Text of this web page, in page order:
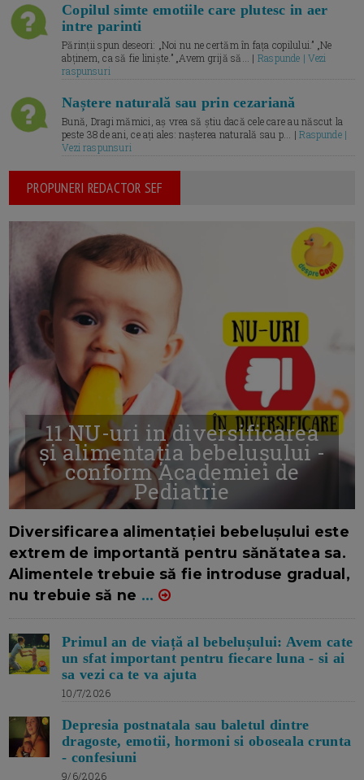
Copilul simte emotiile care plutesc in aer
intre parinti
Părinții spun deseori: „Noi nu ne certăm în fața copilului.” „Ne
abținem, ca să fie liniște.” „Avem grijă să... | Raspunde | Vezi
raspunsuri
Naștere naturală sau prin cezariană
Bună, Dragi mămici, aș vrea să știu dacă cele care au născut la
peste 38 de ani, ce ați ales: nașterea naturală sau p... |Raspunde |
Vezi raspunsuri
PROPUNERI REDACTOR SEF
11 NU-uri in diversificarea
și alimentația bebelușului -
conform Academiei de
Pediatrie
Diversificarea alimentației bebelușului este
extrem de importantă pentru sănătatea sa.
Alimentele trebuie să fie introduse gradual,
nu trebuie să ne ...
Primul an de viață al bebelușului: Avem cate
un sfat important pentru fiecare luna - si ai
sa vezi ca te va ajuta
10/7/2026
Depresia postnatala sau baletul dintre
dragoste, emotii, hormoni si oboseala crunta
- confesiuni
9/6/2026